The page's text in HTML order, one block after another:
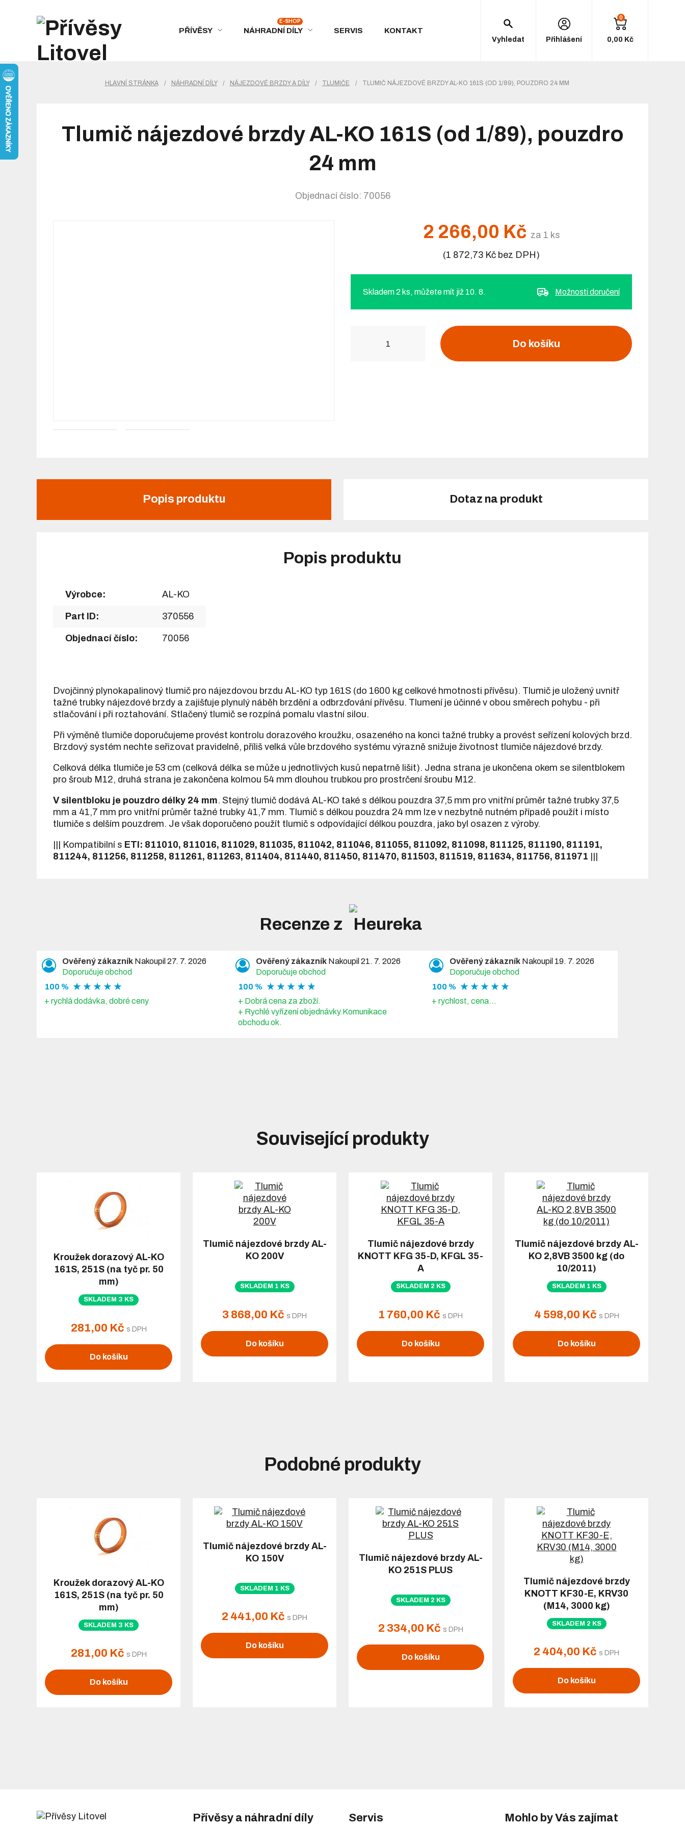
PŘÍVĚSY NÁHRADNÍ DÍLY SERVIS KONTAKT
Vyhledat Přihlášení
0
0,00 Kč
HLAVNÍ STRÁNKA / NÁHRADNÍ DÍLY / NÁJEZDOVÉ BRZDY A DÍLY / TLUMIČE / TLUMIČ NÁJEZDOVÉ BRZDY AL-KO 161S (OD 1/89), POUZDRO 24 MM
Tlumič nájezdové brzdy AL-KO 161S (od 1/89), pouzdro
24 mm
Objednací číslo: 70056
2 266,00 Kč za 1 ks
(1 872,73 Kč bez DPH)
Skladem 2 ks, můžete mít již 10. 8. Možnosti doručení
Do košíku
Popis produktu Dotaz na produkt
Popis produktu
Výrobce: AL-KO
Part ID: 370556
Objednací číslo: 70056
Dvojčinný plynokapalinový tlumič pro nájezdovou brzdu AL-KO typ 161S (do 1600 kg celkové hmotnosti přívěsu). Tlumič je uložený uvnitř
tažné trubky nájezdové brzdy a zajišťuje plynulý náběh brzdění a odbrzďování přívěsu. Tlumení je účinné v obou směrech pohybu - při
stlačování i při roztahování. Stlačený tlumič se rozpíná pomalu vlastní silou.
Při výměně tlumiče doporučujeme provést kontrolu dorazového kroužku, osazeného na konci tažné trubky a provést seřízení kolových brzd.
Brzdový systém nechte seřizovat pravidelně, příliš velká vůle brzdového systému výrazně snižuje životnost tlumiče nájezdové brzdy.
Celková délka tlumiče je 53 cm (celková délka se může u jednotlivých kusů nepatrně lišit). Jedna strana je ukončena okem se silentblokem
pro šroub M12, druhá strana je zakončena kolmou 54 mm dlouhou trubkou pro prostrčení šroubu M12.
V silentbloku je pouzdro délky 24 mm. Stejný tlumič dodává AL-KO také s délkou pouzdra 37,5 mm pro vnitřní průměr tažné trubky 37,5
mm a 41,7 mm pro vnitřní průměr tažné trubky 41,7 mm. Tlumič s délkou pouzdra 24 mm lze v nezbytně nutném případě použít i místo
tlumiče s delším pouzdrem. Je však doporučeno použít tlumič s odpovídající délkou pouzdra, jako byl osazen z výroby.
||| Kompatibilní s ETI: 811010, 811016, 811029, 811035, 811042, 811046, 811055, 811092, 811098, 811125, 811190, 811191,
811244, 811256, 811258, 811261, 811263, 811404, 811440, 811450, 811470, 811503, 811519, 811634, 811756, 811971
Recenze z
Ověřený zákazník Nakoupil 27. 7. 2026
Doporučuje obchod
100 % ★ ★ ★ ★ ★
+ rychlá dodávka, dobré ceny
Ověřený zákazníkNakoupil 21. 7. 2026
Doporučuje obchod
100 % ★ ★ ★ ★ ★
+ Dobrá cena za zboží.
+ Rychlé vyřízení objednávky.Komunikace
obchodu ok.
Ověřený zákazníkNakoupil 19. 7. 2026
Doporučuje obchod
100 % ★ ★ ★ ★ ★
+ rychlost, cena...
Související produkty
Kroužek dorazový AL-KO
161S, 251S (na tyč pr. 50
mm)
SKLADEM 3 KS
281,00 Kč s DPH
Do košíku
Tlumič nájezdové brzdy AL-
KO 200V
SKLADEM 1 KS
3 868,00 Kč s DPH
Do košíku
Tlumič nájezdové brzdy
KNOTT KFG 35-D, KFGL 35-
A
SKLADEM 2 KS
1 760,00 Kč s DPH
Do košíku
Tlumič nájezdové brzdy AL-
KO 2,8VB 3500 kg (do
10/2011)
SKLADEM 1 KS
4 598,00 Kč s DPH
Do košíku
Podobné produkty
Kroužek dorazový AL-KO
161S, 251S (na tyč pr. 50
mm)
SKLADEM 3 KS
281,00 Kč s DPH
Do košíku
Tlumič nájezdové brzdy AL-
KO 150V
SKLADEM 1 KS
2 441,00 Kč s DPH
Do košíku
Tlumič nájezdové brzdy AL-
KO 251S PLUS
SKLADEM 2 KS
2 334,00 Kč s DPH
Do košíku
Tlumič nájezdové brzdy
KNOTT KF30-E, KRV30
(M14, 3000 kg)
SKLADEM 2 KS
2 404,00 Kč s DPH
Do košíku
Přívěsy a náhradní díly Servis Mohlo by Vás zajímat